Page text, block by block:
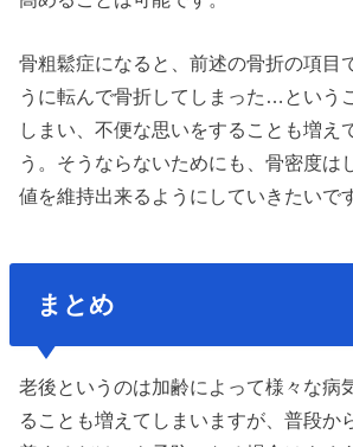
骨粗鬆症になると、前述の骨折の項目
うに転んで骨折してしまった…という
しまい、不便な思いをすることも増え
う。そうならないためにも、骨密度は
値を維持出来るようにしていきたいで
まとめ
老後というのは加齢によって様々な病
ることも増えてしまいますが、普段か